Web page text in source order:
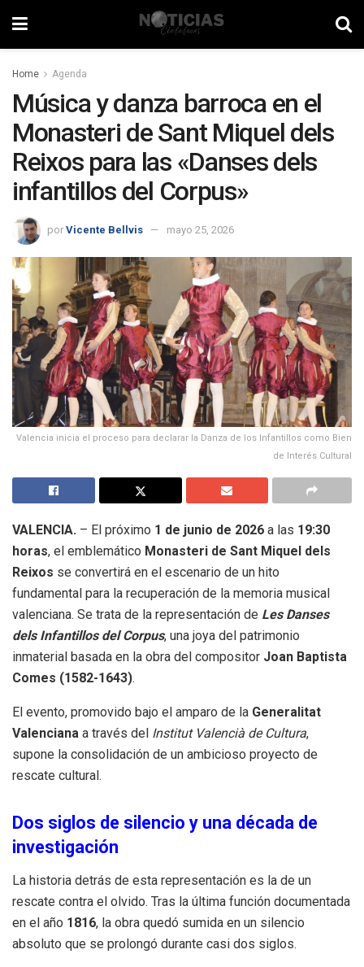
Home Agenda
Música y danza barroca en el
Monasteri de Sant Miquel dels
Reixos para las «Danses dels
infantillos del Corpus»
por Vicente Bellvis mayo 25, 2026
Valencia inicia el proceso para declarar la Danza de los Infantillos como Bien
de Interés Cultural
VALENCIA. – El próximo 1 de junio de 2026 a las 19:30
horas, el emblemático Monasteri de Sant Miquel dels
Reixos se convertirá en el escenario de un hito
fundamental para la recuperación de la memoria musical
valenciana. Se trata de la representación de Les Danses
dels Infantillos del Corpus, una joya del patrimonio
inmaterial basada en la obra del compositor Joan Baptista
Comes (1582-1643).
El evento, promovido bajo el amparo de la Generalitat
Valenciana a través del Institut Valencià de Cultura,
supone la consolidación de un ambicioso proyecto de
rescate cultural.
Dos siglos de silencio y una década de
investigación
La historia detrás de esta representación es la de un
rescate contra el olvido. Tras la última función documentada
en el año 1816, la obra quedó sumida en un silencio
absoluto que se prolongó durante casi dos siglos.